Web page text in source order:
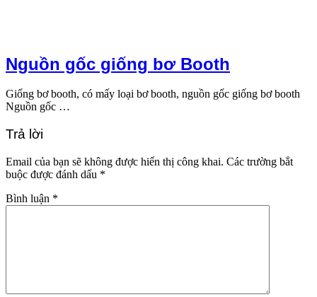
Nguồn gốc giống bơ Booth
Giống bơ booth, có mấy loại bơ booth, nguồn gốc giống bơ booth
Nguồn gốc …
Trả lời
Email của bạn sẽ không được hiển thị công khai. Các trường bắt
buộc được đánh dấu *
Bình luận *